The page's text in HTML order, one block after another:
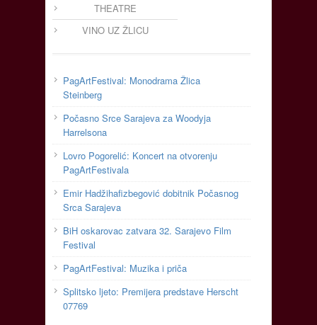
THEATRE
VINO UZ ŽLICU
PagArtFestival: Monodrama Žlica
Steinberg
Počasno Srce Sarajeva za Woodyja
Harrelsona
Lovro Pogorelić: Koncert na otvorenju
PagArtFestivala
Emir Hadžihafizbegović dobitnik Počasnog
Srca Sarajeva
BiH oskarovac zatvara 32. Sarajevo Film
Festival
PagArtFestival: Muzika i priča
Splitsko ljeto: Premijera predstave Herscht
07769